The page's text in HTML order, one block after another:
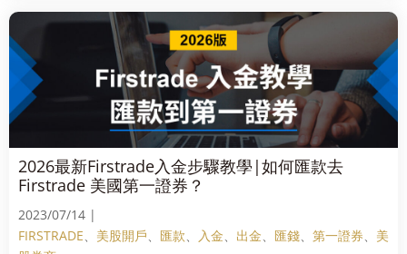
2026最新Firstrade入金步驟教學|如何匯款去
Firstrade 美國第一證券？
2023/07/14 |
FIRSTRADE、 美股開戶、 匯款、 入金、 出金、 匯錢、 第一證券、 美